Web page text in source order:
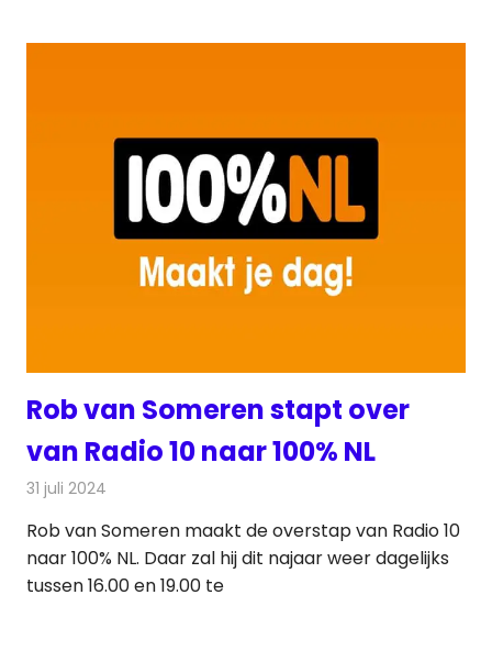
Rob van Someren stapt over
van Radio 10 naar 100% NL
31 juli 2024
Rob van Someren maakt de overstap van Radio 10
naar 100% NL. Daar zal hij dit najaar weer dagelijks
tussen 16.00 en 19.00 te